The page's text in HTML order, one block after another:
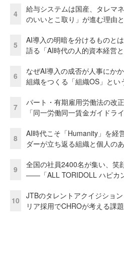
4
給与システムは国産、タレマ
のいいとこ取り」が進む理由
5
AI導入の明暗を分けるものと
語る「AI時代の人的資本経営と
6
なぜAI導入の成否が人事にか
組織をつくる「組織OS」とい
7
パート・有期雇用労働法の改
「同一労働同一賃金ガイドラ
8
AI時代こそ「Humanity」を
ダーが立ち返る組織と個人の
9
全国の社員2400名が集い、笑
――「ALL TORIDOLL ハピカ
10
JTBのタレントアクイジショ
リア採用でCHROが考える課